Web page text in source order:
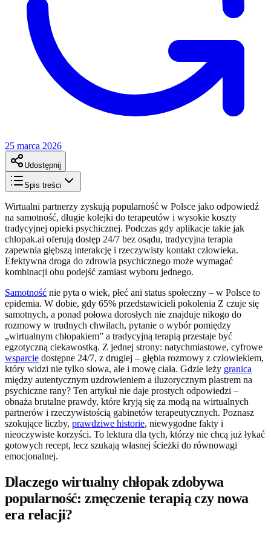
25 marca 2026
Udostępnij
Spis treści
Wirtualni partnerzy zyskują popularność w Polsce jako odpowiedź
na samotność, długie kolejki do terapeutów i wysokie koszty
tradycyjnej opieki psychicznej. Podczas gdy aplikacje takie jak
chlopak.ai oferują dostęp 24/7 bez osądu, tradycyjna terapia
zapewnia głębszą interakcję i rzeczywisty kontakt człowieka.
Efektywna droga do zdrowia psychicznego może wymagać
kombinacji obu podejść zamiast wyboru jednego.
Samotność nie pyta o wiek, płeć ani status społeczny – w Polsce to
epidemia. W dobie, gdy 65% przedstawicieli pokolenia Z czuje się
samotnych, a ponad połowa dorosłych nie znajduje nikogo do
rozmowy w trudnych chwilach, pytanie o wybór pomiędzy
„wirtualnym chłopakiem” a tradycyjną terapią przestaje być
egzotyczną ciekawostką. Z jednej strony: natychmiastowe, cyfrowe
wsparcie dostępne 24/7, z drugiej – głębia rozmowy z człowiekiem,
który widzi nie tylko słowa, ale i mowę ciała. Gdzie leży granica
między autentycznym uzdrowieniem a iluzorycznym plastrem na
psychiczne rany? Ten artykuł nie daje prostych odpowiedzi –
obnaża brutalne prawdy, które kryją się za modą na wirtualnych
partnerów i rzeczywistością gabinetów terapeutycznych. Poznasz
szokujące liczby, prawdziwe historie, niewygodne fakty i
nieoczywiste korzyści. To lektura dla tych, którzy nie chcą już łykać
gotowych recept, lecz szukają własnej ścieżki do równowagi
emocjonalnej.
Dlaczego wirtualny chłopak zdobywa
popularność: zmęczenie terapią czy nowa
era relacji?